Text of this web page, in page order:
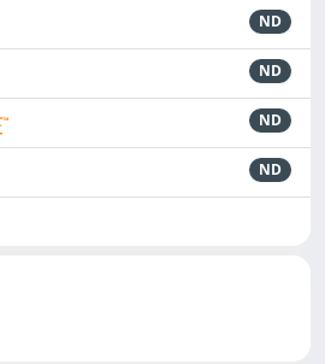
ND
ND
ND
ND